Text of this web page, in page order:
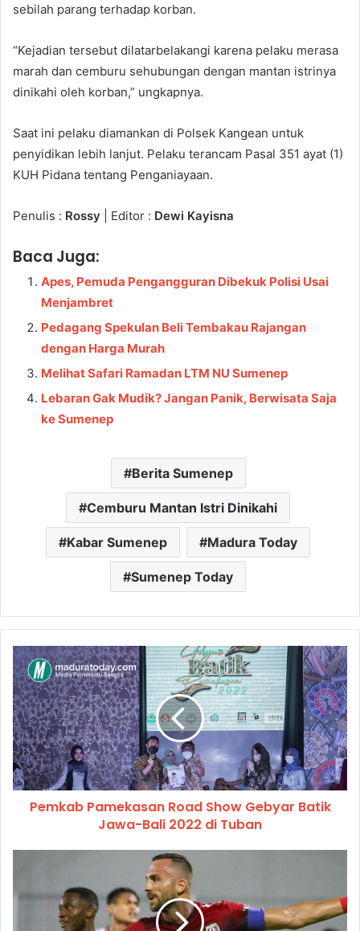
sebilah parang terhadap korban.
“Kejadian tersebut dilatarbelakangi karena pelaku merasa
marah dan cemburu sehubungan dengan mantan istrinya
dinikahi oleh korban,” ungkapnya.
Saat ini pelaku diamankan di Polsek Kangean untuk
penyidikan lebih lanjut. Pelaku terancam Pasal 351 ayat (1)
KUH Pidana tentang Penganiayaan.
Penulis : Rossy | Editor : Dewi Kayisna
Baca Juga:
Apes, Pemuda Pengangguran Dibekuk Polisi Usai
Menjambret
Pedagang Spekulan Beli Tembakau Rajangan
dengan Harga Murah
Melihat Safari Ramadan LTM NU Sumenep
Lebaran Gak Mudik? Jangan Panik, Berwisata Saja
ke Sumenep
Berita Sumenep
Cemburu Mantan Istri Dinikahi
Kabar Sumenep Madura Today
Sumenep Today
Pemkab Pamekasan Road Show Gebyar Batik
Jawa-Bali 2022 di Tuban